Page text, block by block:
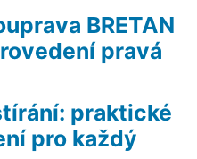
BRETAN
pravá
praktické
pro každý